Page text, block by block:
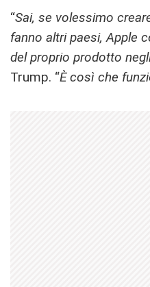
“Sai, se volessimo
fanno altri paesi, Apple
del proprio prodotto
Trump. “È così che